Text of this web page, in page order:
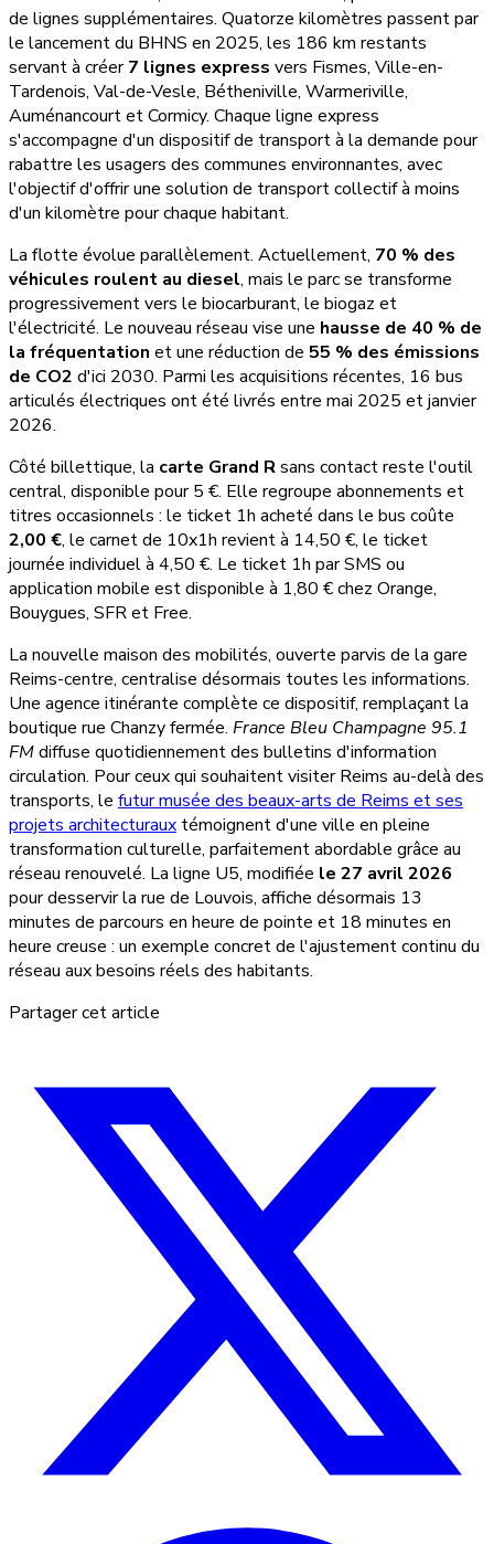
de lignes supplémentaires. Quatorze kilomètres passent par
le lancement du BHNS en 2025, les 186 km restants
servant à créer7 lignes express vers Fismes, Ville-en-
Tardenois, Val-de-Vesle, Bétheniville, Warmeriville,
Auménancourt et Cormicy. Chaque ligne express
s'accompagne d'un dispositif de transport à la demande pour
rabattre les usagers des communes environnantes, avec
l'objectif d'offrir une solution de transport collectif à moins
d'un kilomètre pour chaque habitant.
La flotte évolue parallèlement. Actuellement, 70 % des
véhicules roulent au diesel, mais le parc se transforme
progressivement vers le biocarburant, le biogaz et
l'électricité. Le nouveau réseau vise une hausse de 40 % de
la fréquentation et une réduction de 55 % des émissions
de CO2 d'ici 2030. Parmi les acquisitions récentes, 16 bus
articulés électriques ont été livrés entre mai 2025 et janvier
2026.
Côté billettique, la carte Grand Rsans contact reste l'outil
central, disponible pour 5 €. Elle regroupe abonnements et
titres occasionnels : le ticket 1h acheté dans le bus coûte
2,00 €, le carnet de 10x1h revient à 14,50 €, le ticket
journée individuel à 4,50 €. Le ticket 1h par SMS ou
application mobile est disponible à 1,80 € chez Orange,
Bouygues, SFR et Free.
La nouvelle maison des mobilités, ouverte parvis de la gare
Reims-centre, centralise désormais toutes les informations.
Une agence itinérante complète ce dispositif, remplaçant la
boutique rue Chanzy fermée. France Bleu Champagne 95.1
FMdiffuse quotidiennement des bulletins d'information
circulation. Pour ceux qui souhaitent visiter Reims au-delà des
transports, le futur musée des beaux-arts de Reims et ses
projets architecturaux témoignent d'une ville en pleine
transformation culturelle, parfaitement abordable grâce au
réseau renouvelé. La ligne U5, modifiée le 27 avril 2026
pour desservir la rue de Louvois, affiche désormais 13
minutes de parcours en heure de pointe et 18 minutes en
heure creuse : un exemple concret de l'ajustement continu du
réseau aux besoins réels des habitants.
Partager cet article